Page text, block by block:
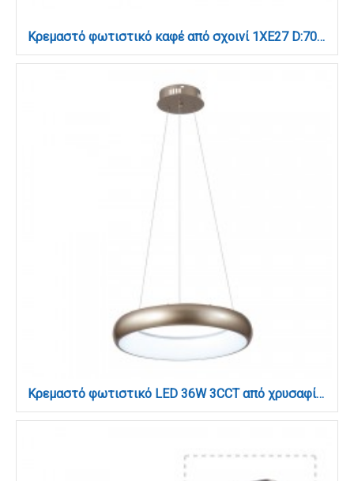
Κρεμαστό φωτιστικό καφέ από σχοινί 1XE27 D:70cm (4029-Α)
Κρεμαστό φωτιστικό LED 36W 3CCT από χρυσαφί και λευκό ακρυλικό D:60cm (42024-A-Golden)